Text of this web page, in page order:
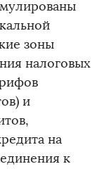
зоны
налоговых
и
на
к